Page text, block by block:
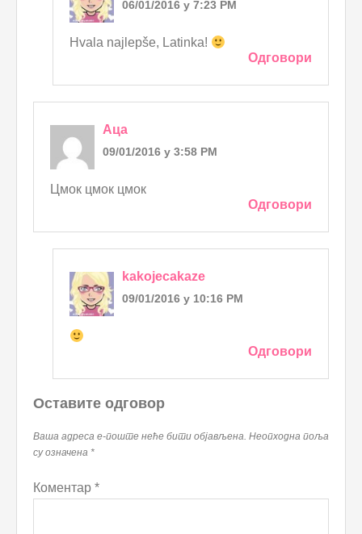
06/01/2016 у 7:23 PM
Hvala najlepše, Latinka!
Одговори
Аца
09/01/2016 у 3:58 PM
Цмок цмок цмок
Одговори
kakojecakaze
09/01/2016 у 10:16 PM
Одговори
Оставите одговор
Ваша адреса е-поште неће бити објављена. Неопходна поља
су означена *
Коментар *